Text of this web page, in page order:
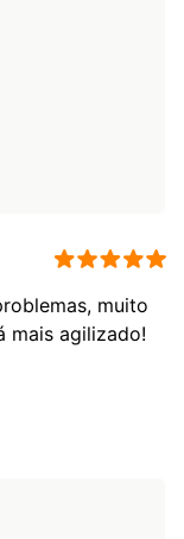
muito
mais agilizado!